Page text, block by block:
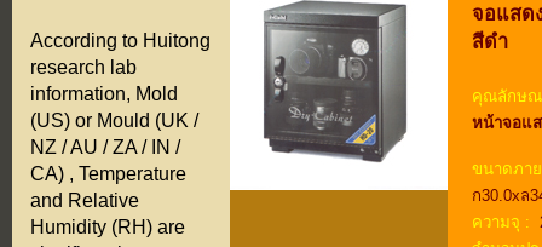
According to Huitong
research lab
information, Mold
(US) or Mould (UK /
NZ / AU / ZA / IN /
CA) , Temperature
and Relative
Humidity (RH) are
จอแสด
สีดำ
คุณลักษณ
หน้าจอแ
ขนาดภา
ก30.0xล
ความจุ :